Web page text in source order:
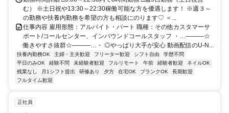
む） ※土日祝や13:30～22:30稼働可能な方を優遇します！ ※週３～
の勤務や扶養内勤務を希望の方も相談にのります♡ ＜...
仕事内容 雇用形態：アルバイト・パート 職種：その他カスタマーサ
ポート/コールセンター、インバウンドコールスタッフ ・…―――☆
働きやすさ抜群☆―――…・ ◎やっぱり大手が安心 動画配信のU-N...
扶養内勤務OK 主婦・主夫歓迎 フリーター歓迎 シフト自由
学歴不問
平日のみOK
経験不問 未経験者歓迎 フルリモート 午前 経験者歓迎
ネイルOK
残業なし
月1シフト提出 研修あり 夕方 在宅OK ブランクOK
長期歓迎
フルタイム歓迎
正社員